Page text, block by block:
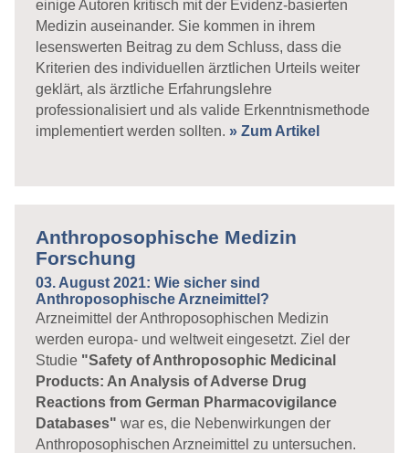
einige Autoren kritisch mit der Evidenz-basierten
Medizin auseinander. Sie kommen in ihrem
lesenswerten Beitrag zu dem Schluss, dass die
Kriterien des individuellen ärztlichen Urteils weiter
geklärt, als ärztliche Erfahrungslehre
professionalisiert und als valide Erkenntnismethode
implementiert werden sollten. » Zum Artikel
Anthroposophische Medizin
Forschung
03. August 2021: Wie sicher sind
Anthroposophische Arzneimittel?
Arzneimittel der Anthroposophischen Medizin
werden europa- und weltweit eingesetzt. Ziel der
Studie "Safety of Anthroposophic Medicinal
Products: An Analysis of Adverse Drug
Reactions from German Pharmacovigilance
Databases" war es, die Nebenwirkungen der
Anthroposophischen Arzneimittel zu untersuchen.